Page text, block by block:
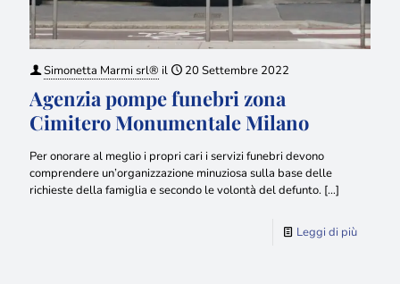
Simonetta Marmi srl® il 20 Settembre 2022
Agenzia pompe funebri zona
Cimitero Monumentale Milano
Per onorare al meglio i propri cari i servizi funebri devono
comprendere un’organizzazione minuziosa sulla base delle
richieste della famiglia e secondo le volontà del defunto. […]
Leggi di più